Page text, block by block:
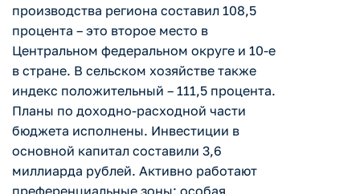
производства региона составил 108,5
процента – это второе место в
Центральном федеральном округе и 10-е
в стране. В сельском хозяйстве также
индекс положительный – 111,5 процента.
Планы по доходно-расходной части
бюджета исполнены. Инвестиции в
основной капитал составили 3,6
миллиарда рублей. Активно работают